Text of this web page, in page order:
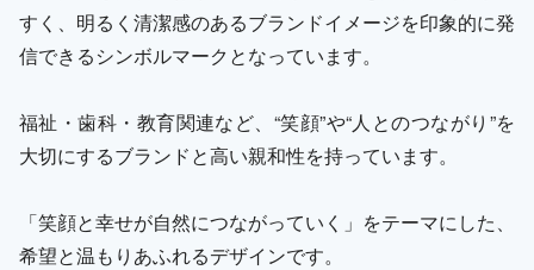
すく、明るく清潔感のあるブランドイメージを印象的に発
信できるシンボルマークとなっています。
福祉・歯科・教育関連など、“笑顔”や“人とのつながり”を
大切にするブランドと高い親和性を持っています。
「笑顔と幸せが自然につながっていく」をテーマにした、
希望と温もりあふれるデザインです。